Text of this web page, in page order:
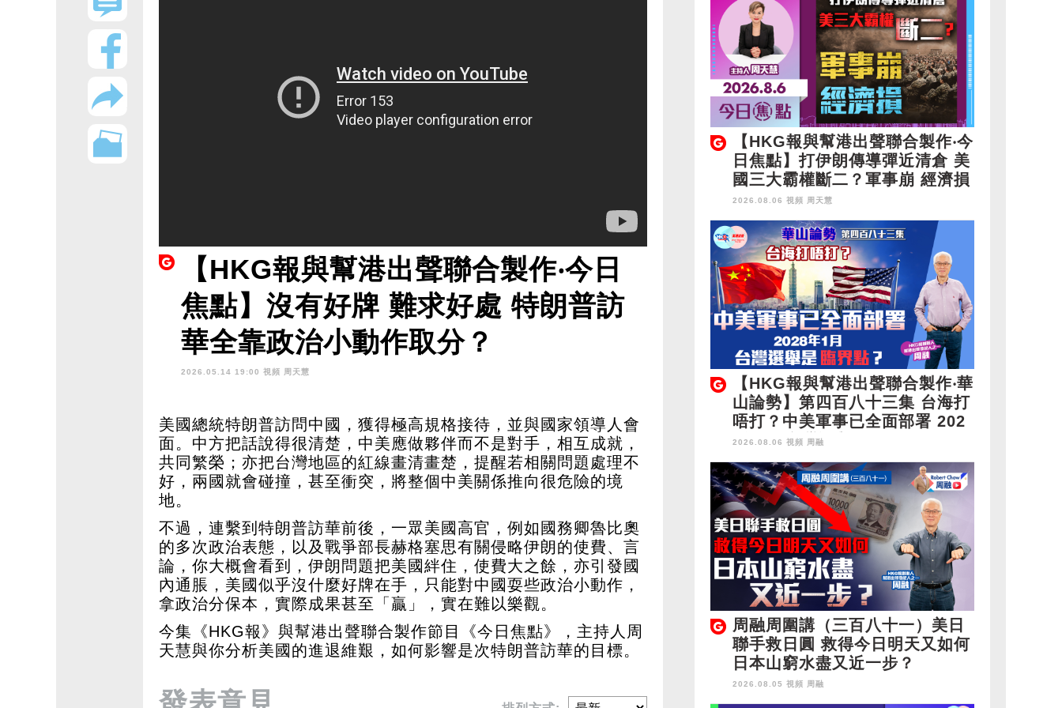
【HKG報與幫港出聲聯合製作‧今日
焦點】沒有好牌 難求好處 特朗普訪
華全靠政治小動作取分？
2026.05.14 19:00 視頻 周天慧
美國總統特朗普訪問中國，獲得極高規格接待，並與國家領導人會
面。中方把話說得很清楚，中美應做夥伴而不是對手，相互成就，
共同繁榮；亦把台灣地區的紅線畫清畫楚，提醒若相關問題處理不
好，兩國就會碰撞，甚至衝突，將整個中美關係推向很危險的境
地。
不過，連繫到特朗普訪華前後，一眾美國高官，例如國務卿魯比奧
的多次政治表態，以及戰爭部長赫格塞思有關侵略伊朗的使費、言
論，你大概會看到，伊朗問題把美國絆住，使費大之餘，亦引發國
內通脹，美國似乎沒什麼好牌在手，只能對中國耍些政治小動作，
拿政治分保本，實際成果甚至「贏」，實在難以樂觀。
今集《HKG報》與幫港出聲聯合製作節目《今日焦點》，主持人周
天慧與你分析美國的進退維艱，如何影響是次特朗普訪華的目標。
【HKG報與幫港出聲聯合製作‧今
日焦點】打伊朗傳導彈近清倉 美
國三大霸權斷二？軍事崩 經濟損
2026.08.06 視頻 周天慧
【HKG報與幫港出聲聯合製作‧華
山論勢】第四百八十三集 台海打
唔打？中美軍事已全面部署 202
8年1月台灣選舉是臨界點？
2026.08.06 視頻 周融
周融周圍講（三百八十一）美日
聯手救日圓 救得今日明天又如何
日本山窮水盡又近一步？
2026.08.05 視頻 周融